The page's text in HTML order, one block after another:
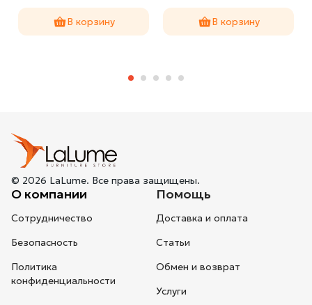
В корзину В корзину
© 2026 LaLume. Все права защищены.
О компании
Сотрудничество
Безопасность
Политика
конфиденциальности
Помощь
Доставка и оплата
Статьи
Обмен и возврат
Услуги